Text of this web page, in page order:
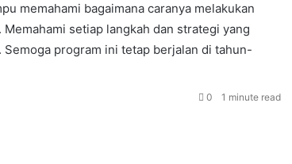
memahami bagaimana caranya melakukan
setiap langkah dan strategi yang
program ini tetap berjalan di tahun-
0 1 minute read